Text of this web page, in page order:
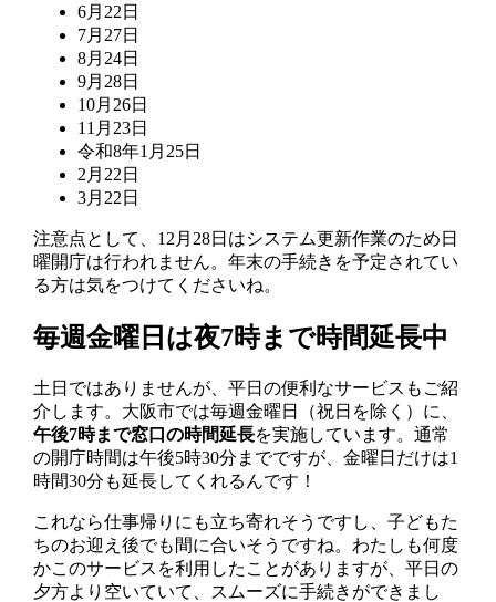
6月22日
7月27日
8月24日
9月28日
10月26日
11月23日
令和8年1月25日
2月22日
3月22日
注意点として、12月28日はシステム更新作業のため日
曜開庁は行われません。年末の手続きを予定されてい
る方は気をつけてくださいね。
毎週金曜日は夜7時まで時間延長中
土日ではありませんが、平日の便利なサービスもご紹
介します。大阪市では毎週金曜日（祝日を除く）に、
午後7時まで窓口の時間延長を実施しています。通常
の開庁時間は午後5時30分までですが、金曜日だけは1
時間30分も延長してくれるんです！
これなら仕事帰りにも立ち寄れそうですし、子どもた
ちのお迎え後でも間に合いそうですね。わたしも何度
かこのサービスを利用したことがありますが、平日の
夕方より空いていて、スムーズに手続きができまし